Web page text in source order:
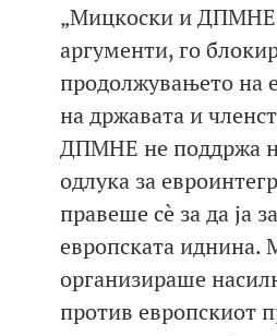
„Мицкоски и ДПМНЕ
аргументи, го
продолжувањето на
на државата и
ДПМНЕ не поддржа
одлука за
правеше сè за да ја
европската иднина.
организираше
против европскиот